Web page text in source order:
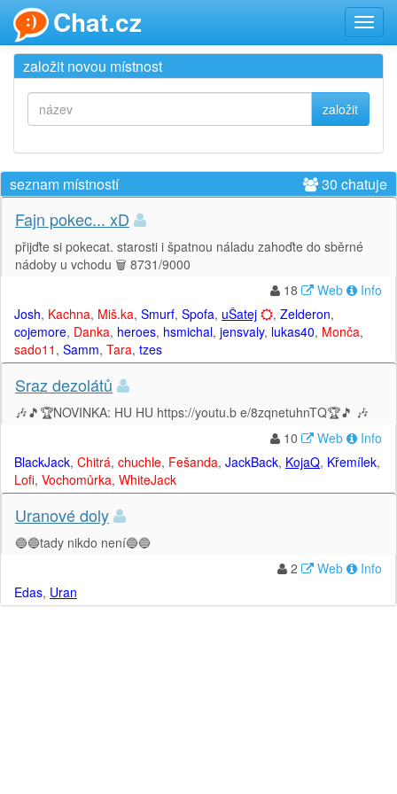
Chat.cz
založit novou místnost
založit
seznam místností 30 chatuje
Fajn pokec... xD
přijďte si pokecat. starosti i špatnou náladu zahoďte do sběrné
nádoby u vchodu 🗑️ 8731/9000
18
Web
Info
Josh, Kachna, Miš.ka, Smurf, Spofa, uŠatej , Zelderon,
cojemore, Danka, heroes, hsmichal, jensvaly, lukas40, Monča,
sado11 , Samm, Tara, tzes
Sraz dezolátů
🎶🎵🏆NOVINKA: HU HU https://youtu.b e/8zqnetuhnTQ🏆🎵 🎶
10
Web
Info
BlackJack, Chitrá, chuchle, Fešanda, JackBack, KojaQ, Křemílek,
Lofi, Vochomůrka, WhiteJack
Uranové doly
🔵🔵tady nikdo není🔵🔵
2
Web
Info
Edas, Uran